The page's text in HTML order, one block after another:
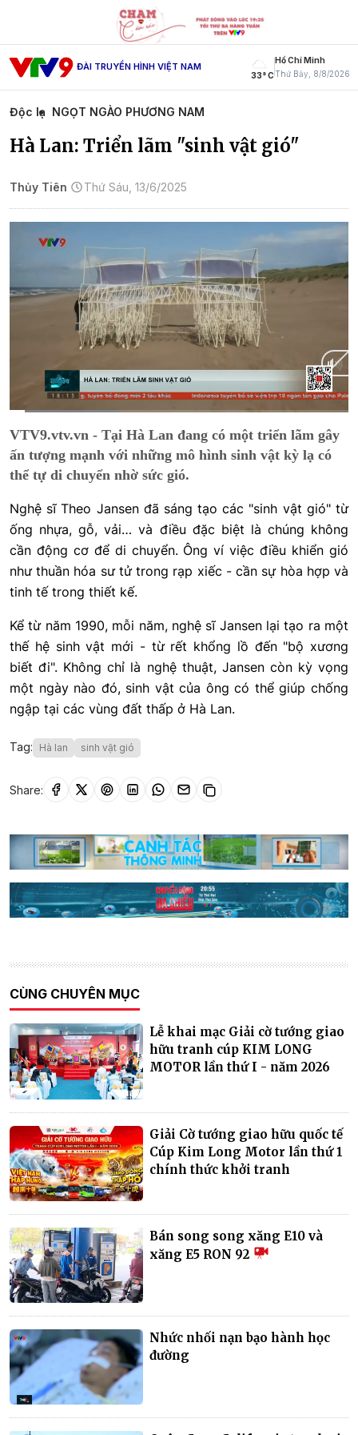
ĐÀI TRUYỀN HÌNH VIỆT NAM
33° C
Hồ Chí Minh
Thứ Bảy, 8/8/2026
Độc lạ NGỌT NGÀO PHƯƠNG NAM
Hà Lan: Triển lãm "sinh vật gió"
Thủy Tiên Thứ Sáu, 13/6/2025
VTV9.vtv.vn - Tại Hà Lan đang có một triển lãm gây
ấn tượng mạnh với những mô hình sinh vật kỳ lạ có
thể tự di chuyển nhờ sức gió.
Nghệ sĩ Theo Jansen đã sáng tạo các "sinh vật gió" từ
ống nhựa, gỗ, vải… và điều đặc biệt là chúng không
cần động cơ để di chuyển. Ông ví việc điều khiển gió
như thuần hóa sư tử trong rạp xiếc - cần sự hòa hợp và
tinh tế trong thiết kế.
Kể từ năm 1990, mỗi năm, nghệ sĩ Jansen lại tạo ra một
thế hệ sinh vật mới - từ rết khổng lồ đến "bộ xương
biết đi". Không chỉ là nghệ thuật, Jansen còn kỳ vọng
một ngày nào đó, sinh vật của ông có thể giúp chống
ngập tại các vùng đất thấp ở Hà Lan.
Tag: Hà lan sinh vật gió
Share:
CÙNG CHUYÊN MỤC
Lễ khai mạc Giải cờ tướng giao
hữu tranh cúp KIM LONG
MOTOR lần thứ I - năm 2026
Giải Cờ tướng giao hữu quốc tế
Cúp Kim Long Motor lần thứ 1
chính thức khởi tranh
Bán song song xăng E10 và
xăng E5 RON 92
Nhức nhối nạn bạo hành học
đường